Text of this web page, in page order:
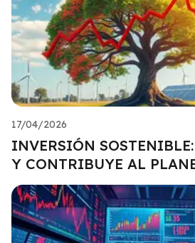
17/04/2026
INVERSIÓN
Y CONTRIBUYE AL